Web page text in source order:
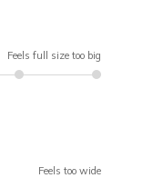
Feels full size too big
Feels too wide